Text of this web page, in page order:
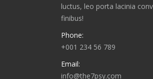
luctus, leo porta lacinia
finibus!
Phone:
+001 234 56 789
Email:
info@the7psy.com